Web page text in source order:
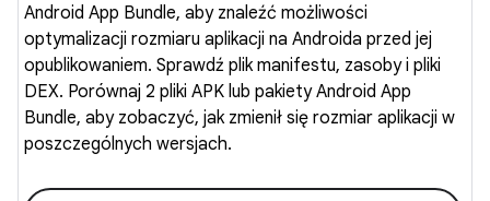
Android App Bundle, aby znaleźć możliwości
optymalizacji rozmiaru aplikacji na Androida przed jej
opublikowaniem. Sprawdź plik manifestu, zasoby i pliki
DEX. Porównaj 2 pliki APK lub pakiety Android App
Bundle, aby zobaczyć, jak zmienił się rozmiar aplikacji w
poszczególnych wersjach.